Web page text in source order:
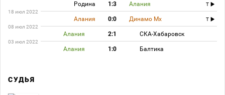
Родина 1:3 Алания
T
18 июл 2022
Алания 0:0 Динамо Мх
T
08 июл 2022
Алания 2:1 СКА-Хабаровск
03 июл 2022
Алания 1:0 Балтика
СУДЬЯ